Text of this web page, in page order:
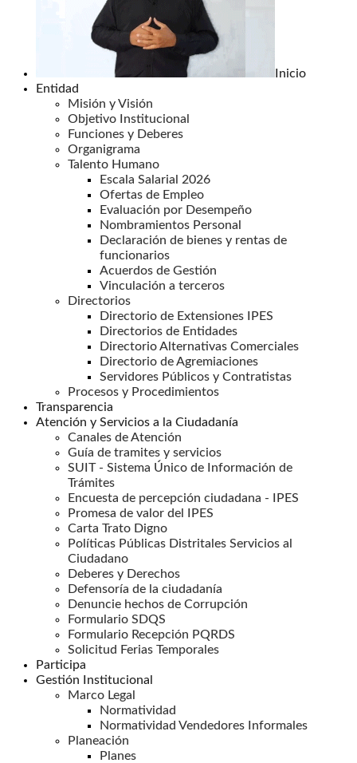
Inicio
Entidad
Misión y Visión
Objetivo Institucional
Funciones y Deberes
Organigrama
Talento Humano
Escala Salarial 2026
Ofertas de Empleo
Evaluación por Desempeño
Nombramientos Personal
Declaración de bienes y rentas de
funcionarios
Acuerdos de Gestión
Vinculación a terceros
Directorios
Directorio de Extensiones IPES
Directorios de Entidades
Directorio Alternativas Comerciales
Directorio de Agremiaciones
Servidores Públicos y Contratistas
Procesos y Procedimientos
Transparencia
Atención y Servicios a la Ciudadanía
Canales de Atención
Guía de tramites y servicios
SUIT - Sistema Único de Información de
Trámites
Encuesta de percepción ciudadana - IPES
Promesa de valor del IPES
Carta Trato Digno
Políticas Públicas Distritales Servicios al
Ciudadano
Deberes y Derechos
Defensoría de la ciudadanía
Denuncie hechos de Corrupción
Formulario SDQS
Formulario Recepción PQRDS
Solicitud Ferias Temporales
Participa
Gestión Institucional
Marco Legal
Normatividad
Normatividad Vendedores Informales
Planeación
Planes